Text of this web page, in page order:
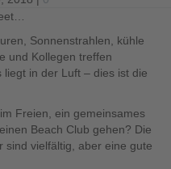
Sonnenstrahlen, kühle
und Kollegen treffen
in der Luft – dies ist die
Freien, ein gemeinsames
Beach Club gehen? Die
sind vielfältig, aber eine gute